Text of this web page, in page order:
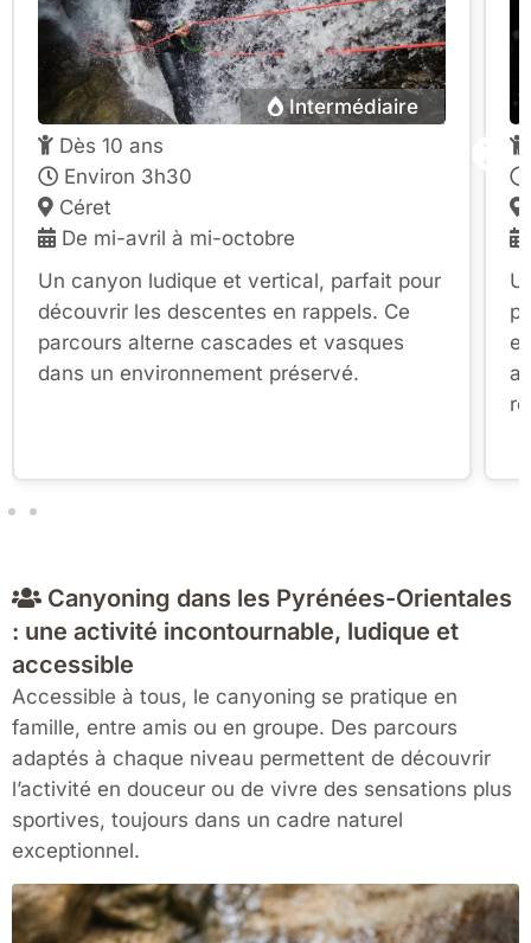
Intermédiaire
Dès 10 ans
Environ 3h30
Céret
De mi-avril à mi-octobre
Un canyon ludique et vertical, parfait pour
découvrir les descentes en rappels. Ce
parcours alterne cascades et vasques
dans un environnement préservé.
Canyoning dans les Pyrénées-Orientales
: une activité incontournable, ludique et
accessible
Accessible à tous, le canyoning se pratique en
famille, entre amis ou en groupe. Des parcours
adaptés à chaque niveau permettent de découvrir
l’activité en douceur ou de vivre des sensations plus
sportives, toujours dans un cadre naturel
exceptionnel.